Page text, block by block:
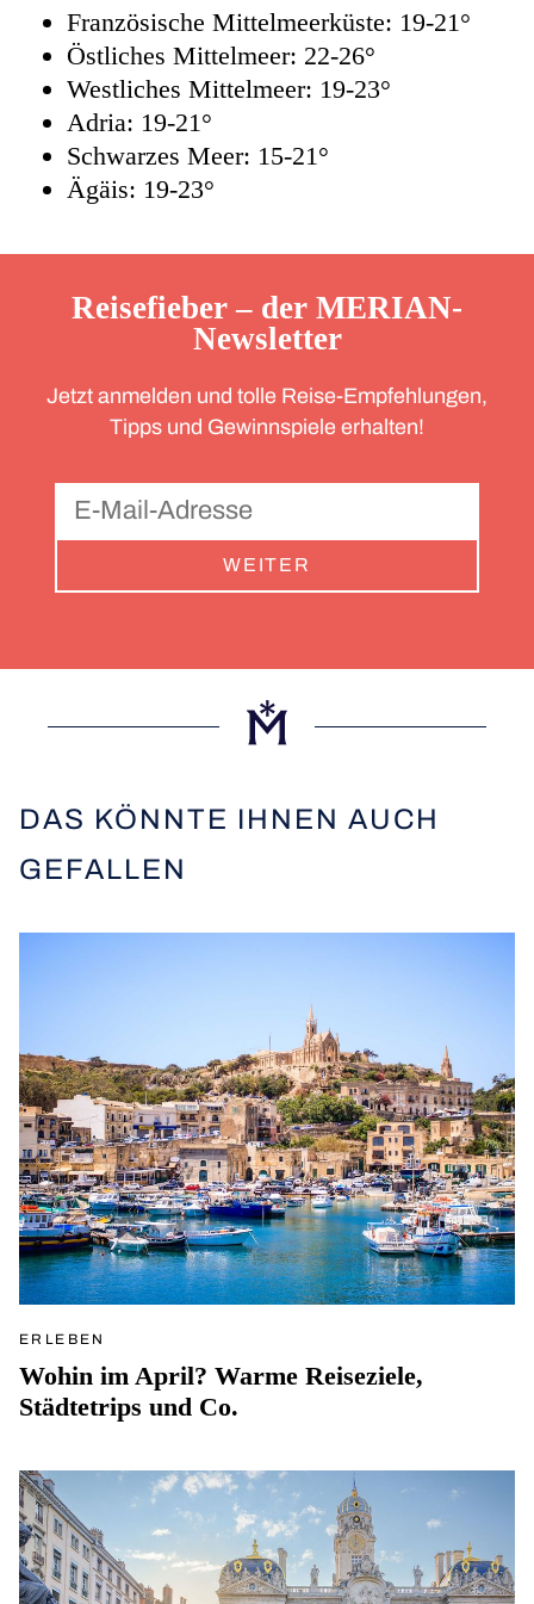
Französische Mittelmeerküste: 19-21°
Östliches Mittelmeer: 22-26°
Westliches Mittelmeer: 19-23°
Adria: 19-21°
Schwarzes Meer: 15-21°
Ägäis: 19-23°
Reisefieber – der MERIAN-
Newsletter
Jetzt anmelden und tolle Reise-Empfehlungen,
Tipps und Gewinnspiele erhalten!
WEITER
DAS KÖNNTE IHNEN AUCH
GEFALLEN
ERLEBEN
Wohin im April? Warme Reiseziele,
Städtetrips und Co.